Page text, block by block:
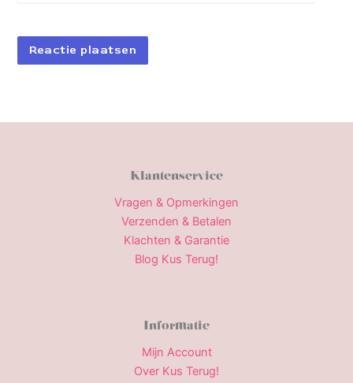
Klantenservice
Vragen & Opmerkingen
Verzenden & Betalen
Klachten & Garantie
Blog Kus Terug!
Informatie
Mijn Account
Over Kus Terug!